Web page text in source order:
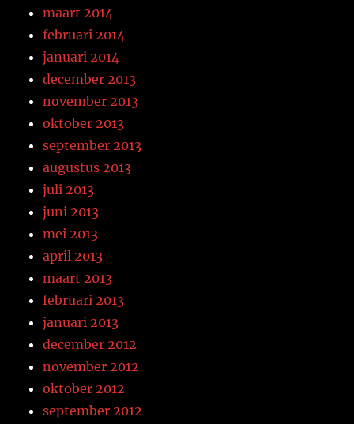
maart 2014
februari 2014
januari 2014
december 2013
november 2013
oktober 2013
september 2013
augustus 2013
juli 2013
juni 2013
mei 2013
april 2013
maart 2013
februari 2013
januari 2013
december 2012
november 2012
oktober 2012
september 2012